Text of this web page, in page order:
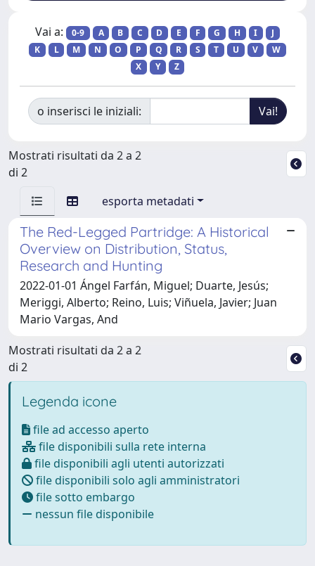
Vai a: 0-9 A B C D E F G H I
J
K
L M N O P Q R S T U V
W
X
Y Z
o inserisci le iniziali:
Mostrati risultati da 2 a 2
di 2
esporta metadati
The Red-Legged Partridge: A Historical
Overview on Distribution, Status,
Research and Hunting
2022-01-01 Ángel Farfán, Miguel; Duarte, Jesús;
Meriggi, Alberto; Reino, Luis; Viñuela, Javier; Juan
Mario Vargas, And
Mostrati risultati da 2 a 2
di 2
Legenda icone
file ad accesso aperto
file disponibili sulla rete interna
file disponibili agli utenti autorizzati
file disponibili solo agli amministratori
file sotto embargo
nessun file disponibile